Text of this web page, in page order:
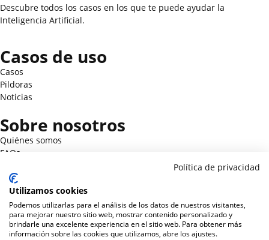
Descubre todos los casos en los que te puede ayudar la
Inteligencia Artificial.
Casos de uso
Casos
Pildoras
Noticias
Sobre nosotros
Quiénes somos
FAQs
Política de privacidad
Política de cookies
Contacto
C/ Zigia 26 - 28017 Madrid
Política de privacidad
Utilizamos cookies
Podemos utilizarlas para el análisis de los datos de nuestros visitantes,
para mejorar nuestro sitio web, mostrar contenido personalizado y
brindarle una excelente experiencia en el sitio web. Para obtener más
información sobre las cookies que utilizamos, abre los ajustes.